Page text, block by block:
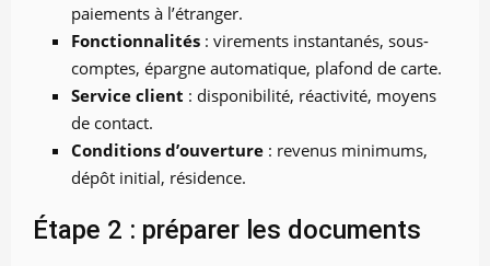
paiements à l’étranger.
Fonctionnalités : virements instantanés, sous-
comptes, épargne automatique, plafond de carte.
Service client : disponibilité, réactivité, moyens
de contact.
Conditions d’ouverture : revenus minimums,
dépôt initial, résidence.
Étape 2 : préparer les documents